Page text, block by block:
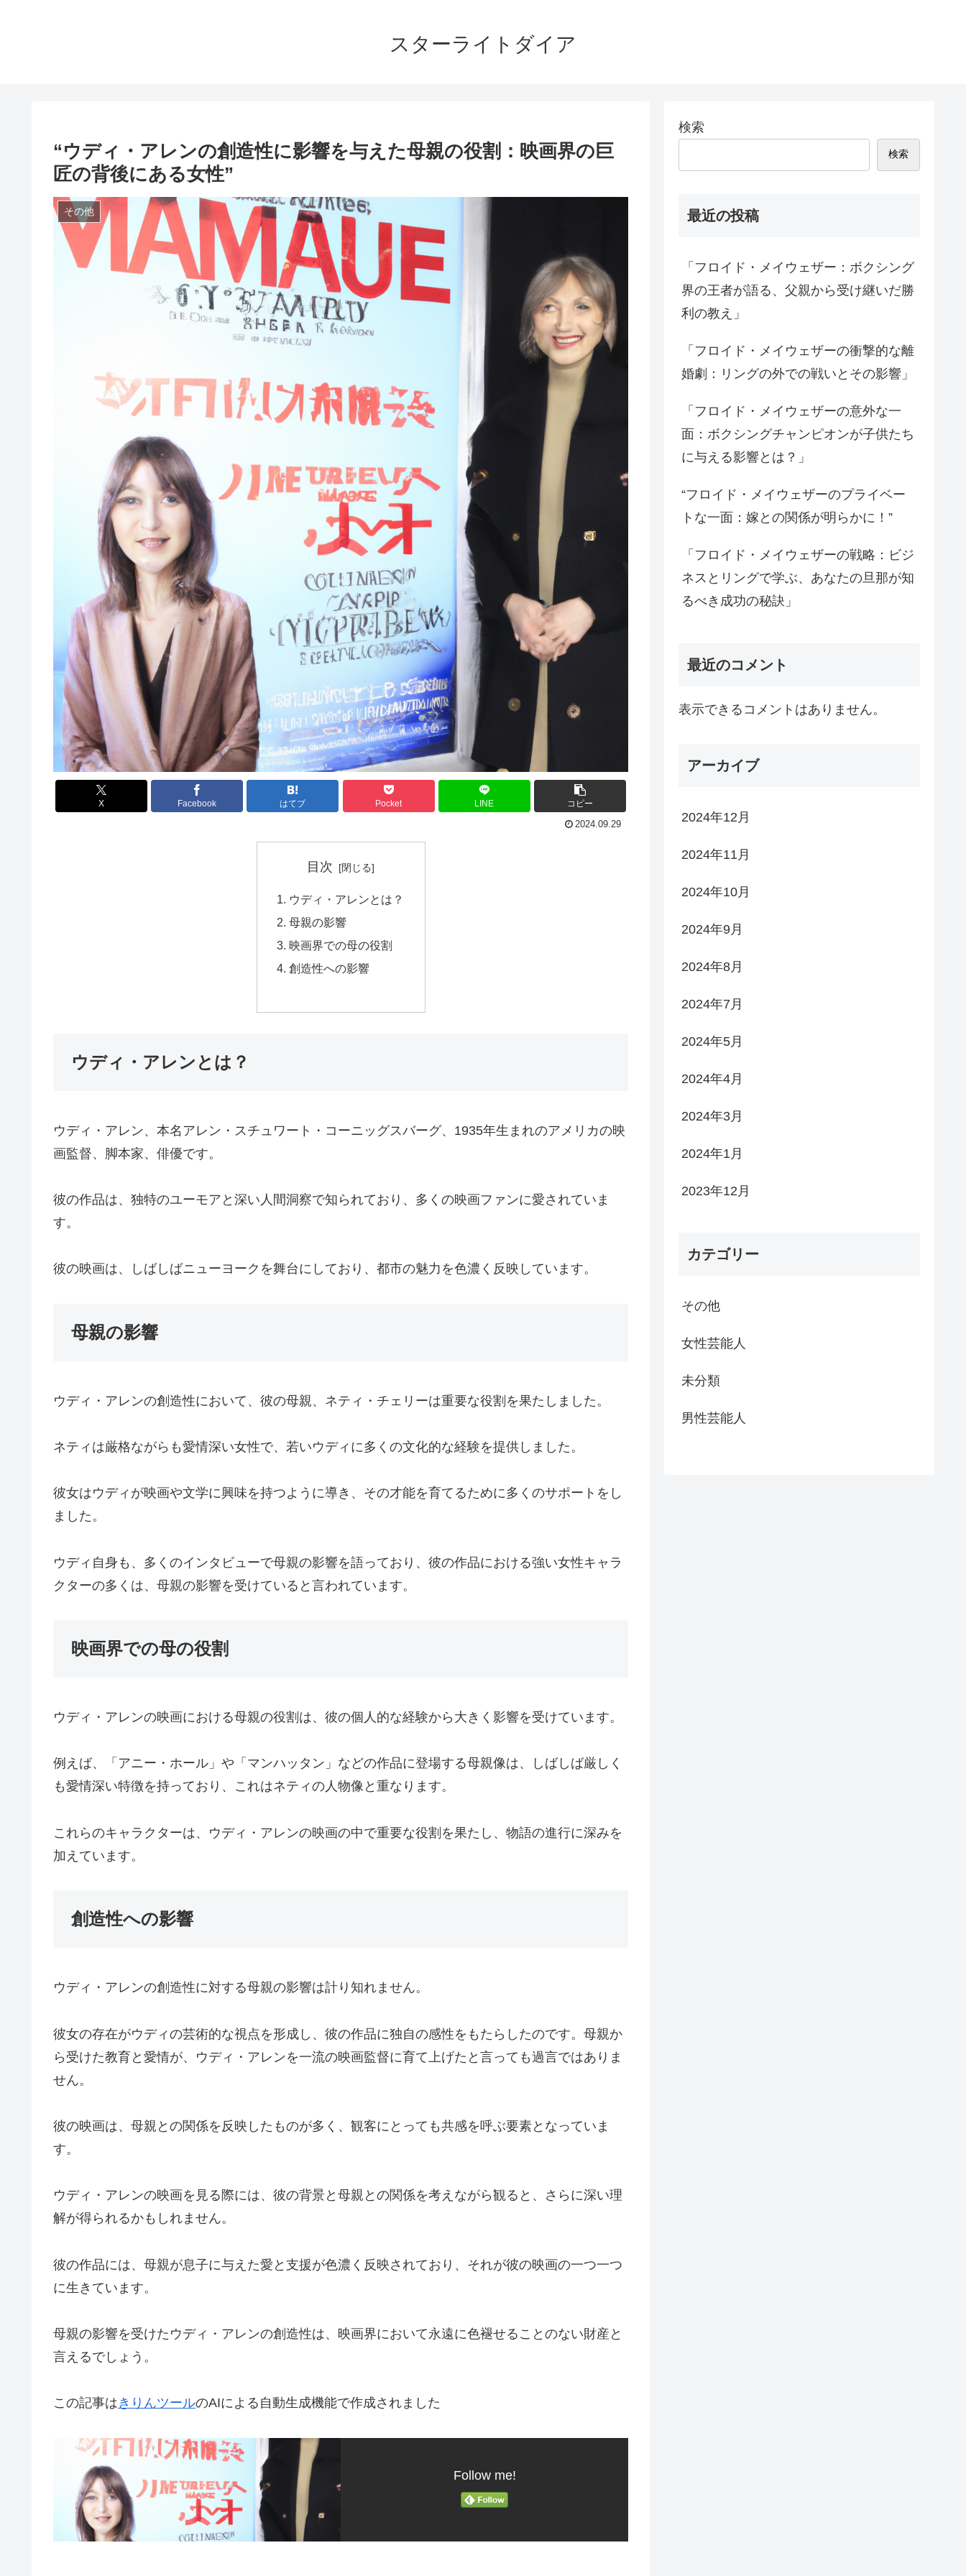
スターライトダイア
“ウディ・アレンの創造性に影響を与えた母親の役割：映画界の巨
匠の背後にある女性”
その他
X Facebook はてブ Pocket LINE コピー
2024.09.29
目次
ウディ・アレンとは？
母親の影響
映画界での母の役割
創造性への影響
ウディ・アレンとは？
ウディ・アレン、本名アレン・スチュワート・コーニッグスバーグ、1935年生まれのアメリカの映
画監督、脚本家、俳優です。
彼の作品は、独特のユーモアと深い人間洞察で知られており、多くの映画ファンに愛されていま
す。
彼の映画は、しばしばニューヨークを舞台にしており、都市の魅力を色濃く反映しています。
母親の影響
ウディ・アレンの創造性において、彼の母親、ネティ・チェリーは重要な役割を果たしました。
ネティは厳格ながらも愛情深い女性で、若いウディに多くの文化的な経験を提供しました。
彼女はウディが映画や文学に興味を持つように導き、その才能を育てるために多くのサポートをし
ました。
ウディ自身も、多くのインタビューで母親の影響を語っており、彼の作品における強い女性キャラ
クターの多くは、母親の影響を受けていると言われています。
映画界での母の役割
ウディ・アレンの映画における母親の役割は、彼の個人的な経験から大きく影響を受けています。
例えば、「アニー・ホール」や「マンハッタン」などの作品に登場する母親像は、しばしば厳しく
も愛情深い特徴を持っており、これはネティの人物像と重なります。
これらのキャラクターは、ウディ・アレンの映画の中で重要な役割を果たし、物語の進行に深みを
加えています。
創造性への影響
ウディ・アレンの創造性に対する母親の影響は計り知れません。
彼女の存在がウディの芸術的な視点を形成し、彼の作品に独自の感性をもたらしたのです。母親か
ら受けた教育と愛情が、ウディ・アレンを一流の映画監督に育て上げたと言っても過言ではありま
せん。
彼の映画は、母親との関係を反映したものが多く、観客にとっても共感を呼ぶ要素となっていま
す。
ウディ・アレンの映画を見る際には、彼の背景と母親との関係を考えながら観ると、さらに深い理
解が得られるかもしれません。
彼の作品には、母親が息子に与えた愛と支援が色濃く反映されており、それが彼の映画の一つ一つ
に生きています。
母親の影響を受けたウディ・アレンの創造性は、映画界において永遠に色褪せることのない財産と
言えるでしょう。
この記事はきりんツールのAIによる自動生成機能で作成されました
Follow me!
検索
検索
最近の投稿
「フロイド・メイウェザー：ボクシング
界の王者が語る、父親から受け継いだ勝
利の教え」
「フロイド・メイウェザーの衝撃的な離
婚劇：リングの外での戦いとその影響」
「フロイド・メイウェザーの意外な一
面：ボクシングチャンピオンが子供たち
に与える影響とは？」
“フロイド・メイウェザーのプライベー
トな一面：嫁との関係が明らかに！”
「フロイド・メイウェザーの戦略：ビジ
ネスとリングで学ぶ、あなたの旦那が知
るべき成功の秘訣」
最近のコメント
表示できるコメントはありません。
アーカイブ
2024年12月
2024年11月
2024年10月
2024年9月
2024年8月
2024年7月
2024年5月
2024年4月
2024年3月
2024年1月
2023年12月
カテゴリー
その他
女性芸能人
未分類
男性芸能人